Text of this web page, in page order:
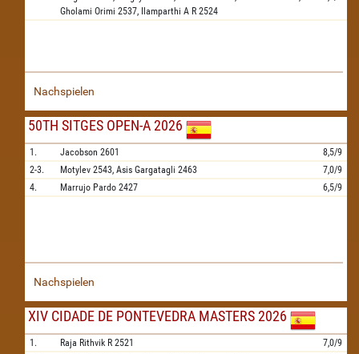
Gholami Orimi 2537, Ilamparthi A R 2524
Nachspielen
50TH SITGES OPEN-A 2026
1. Jacobson 2601
8,5/9
2-3.
Motylev 2543, Asis Gargatagli 2463
7,0/9
4.
Marrujo Pardo 2427 6,5/9
Nachspielen
XIV CIDADE DE PONTEVEDRA MASTERS 2026
1. Raja Rithvik R 2521
7,0/9